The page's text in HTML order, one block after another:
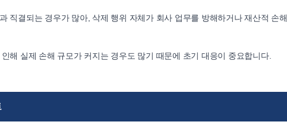
직결되는 경우가 많아, 삭제 행위 자체가 회사 업무를 방해하거나 재산적 손
해 실제 손해 규모가 커지는 경우도 많기 때문에 초기 대응이 중요합니다.